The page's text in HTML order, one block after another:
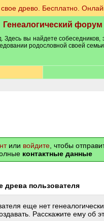
древо. Бесплатно.
Генеалогический
вы найдете
родословной своей
или войдите , чтобы
контактные данные
древа пользователя
еще нет
Расскажите ему об